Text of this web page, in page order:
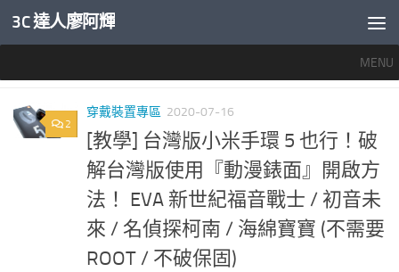
內文下方
3C 達人廖阿輝
MENU
2
穿戴裝置專區 2020-07-16
[教學] 台灣版小米手環 5 也行！破
解台灣版使用『動漫錶面』開啟方
法！ EVA 新世紀福音戰士 / 初音未
來 / 名偵探柯南 / 海綿寶寶 (不需要
ROOT / 不破保固)